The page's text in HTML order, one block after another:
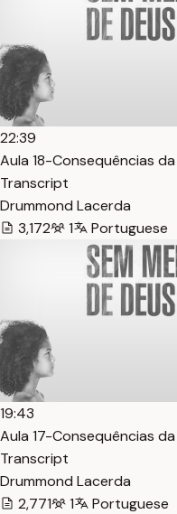
22:39
Aula 18-Consequências
Transcript
Drummond Lacerda
3,172
1 Portuguese
19:43
Aula 17-Consequências
Transcript
Drummond Lacerda
2,771
1 Portuguese